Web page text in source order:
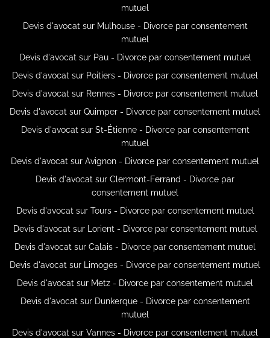
mutuel
Devis d'avocat sur Mulhouse - Divorce par consentement
mutuel
Devis d'avocat sur Pau - Divorce par consentement mutuel
Devis d'avocat sur Poitiers - Divorce par consentement mutuel
Devis d'avocat sur Rennes - Divorce par consentement mutuel
Devis d'avocat sur Quimper - Divorce par consentement mutuel
Devis d'avocat sur St-Étienne - Divorce par consentement
mutuel
Devis d'avocat sur Avignon - Divorce par consentement mutuel
Devis d'avocat sur Clermont-Ferrand - Divorce par
consentement mutuel
Devis d'avocat sur Tours - Divorce par consentement mutuel
Devis d'avocat sur Lorient - Divorce par consentement mutuel
Devis d'avocat sur Calais - Divorce par consentement mutuel
Devis d'avocat sur Limoges - Divorce par consentement mutuel
Devis d'avocat sur Metz - Divorce par consentement mutuel
Devis d'avocat sur Dunkerque - Divorce par consentement
mutuel
Devis d'avocat sur Vannes - Divorce par consentement mutuel